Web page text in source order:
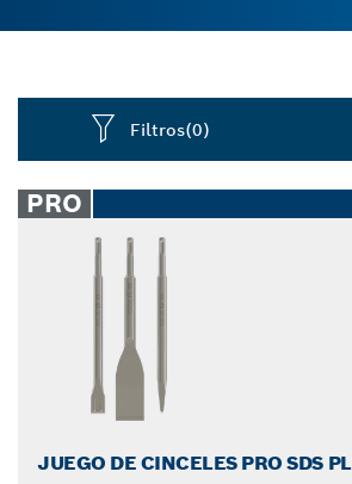
adaptarse a cualquier proyecto.
renovación. Los juegos de cinceles
Bosch están fabricados en acero
seguridad una amplia gama de
renovación y restauración con lo
tecnología. Encuentre hoy mismo el
cinceles que mejor se adapte a tus
Filtros(0)
closed
PRO
JUEGO DE CINCELES PRO SDS